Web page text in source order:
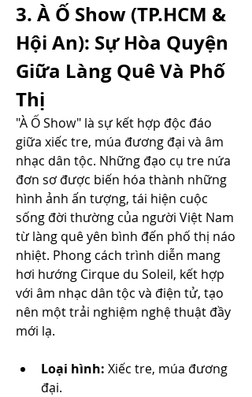
3. À Ố Show (TP.HCM &
Hội An): Sự Hòa Quyện
Giữa Làng Quê Và Phố
Thị
"À Ố Show" là sự kết hợp độc đáo
giữa xiếc tre, múa đương đại và âm
nhạc dân tộc. Những đạo cụ tre nứa
đơn sơ được biến hóa thành những
hình ảnh ấn tượng, tái hiện cuộc
sống đời thường của người Việt Nam
từ làng quê yên bình đến phố thị náo
nhiệt. Phong cách trình diễn mang
hơi hướng Cirque du Soleil, kết hợp
với âm nhạc dân tộc và điện tử, tạo
nên một trải nghiệm nghệ thuật đầy
mới lạ.
Loại hình: Xiếc tre, múa đương
đại.